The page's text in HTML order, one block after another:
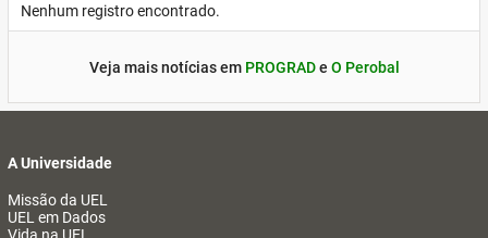
Nenhum registro encontrado.
Veja mais notícias em PROGRADe O Perobal
A Universidade
Missão da UEL
UEL em Dados